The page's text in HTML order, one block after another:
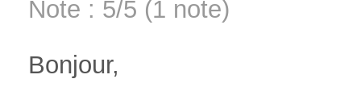
Note : 5/5 (1 note)
Bonjour,